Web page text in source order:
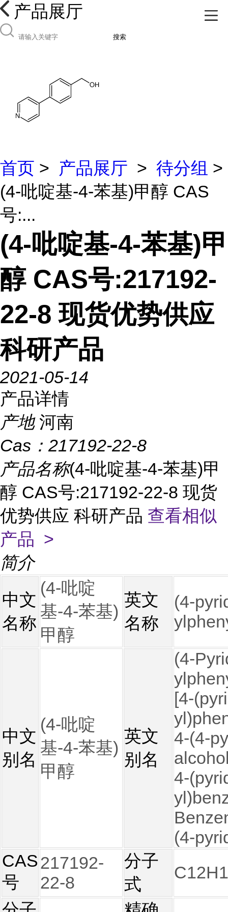
产品展厅
搜索
首页 > 产品展厅 > 待分组 >
(4-吡啶基-4-苯基)甲醇 CAS
号:...
(4-吡啶基-4-苯基)甲
醇 CAS号:217192-
22-8 现货优势供应
科研产品
2021-05-14
产品详情
产地 河南
Cas： 217192-22-8
产品名称(4-吡啶基-4-苯基)甲
醇 CAS号:217192-22-8 现货
优势供应 科研产品 查看相似
产品 >
简介
中文
名称
(4-吡啶
基-4-苯基)
甲醇
英文
名称
(4-
中文
别名
(4-吡啶
基-4-苯基)
甲醇
英文
别名
(4-
[4-
4-(4-
4-
(4-
CAS
号
217192-
22-8
分子
式